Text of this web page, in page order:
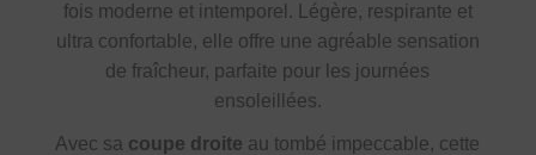
fois moderne et intemporel. Légère, respirante et
ultra confortable, elle offre une agréable sensation
de fraîcheur, parfaite pour les journées
ensoleillées.
Avec sa coupe droite au tombé impeccable, cette